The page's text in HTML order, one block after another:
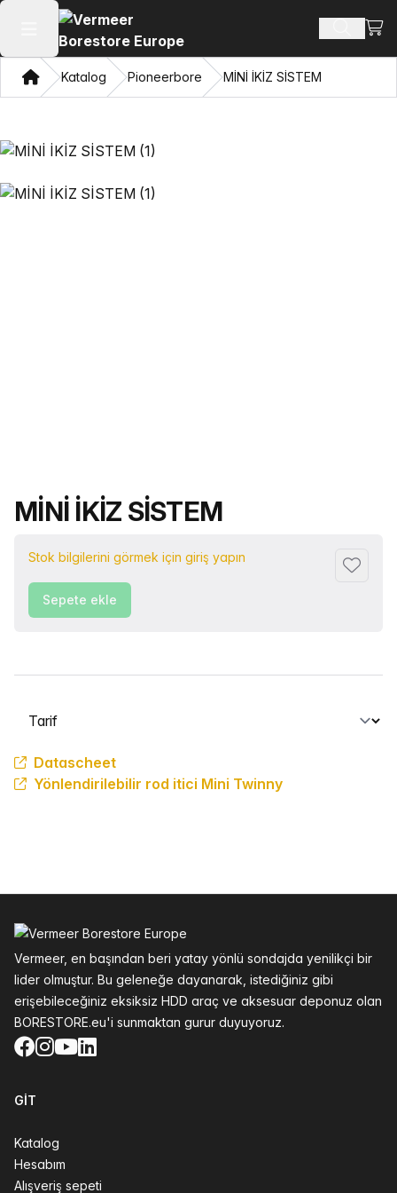
Ana menüyü aç Ürün ara
Ev Katalog Pioneerbore MİNİ İKİZ SİSTEM
Ürün adı
MİNİ İKİZ SİSTEM
Stok bilgilerini görmek için giriş yapın
Sepete ekle
Bir sekme seçin
Datascheet
Yönlendirilebilir rod itici Mini Twinny
Vermeer, en başından beri yatay yönlü sondajda yenilikçi bir
lider olmuştur. Bu geleneğe dayanarak, istediğiniz gibi
erişebileceğiniz eksiksiz HDD araç ve aksesuar deponuz olan
BORESTORE.eu'i sunmaktan gurur duyuyoruz.
Facebook
Instagram
YouTube
LinkedIn
GIT
Katalog
Hesabım
Alışveriş sepeti